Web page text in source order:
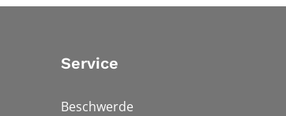
Service
Beschwerde